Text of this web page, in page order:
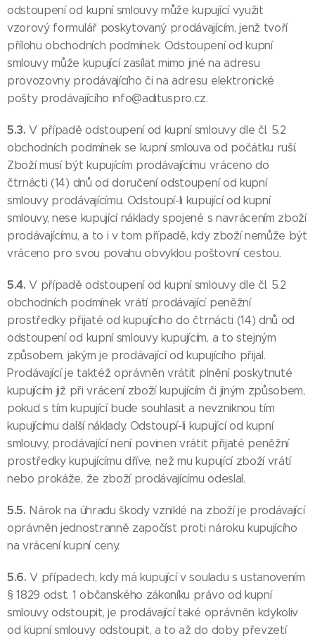
odstoupení od kupní smlouvy může kupující využit
vzorový formulář poskytovaný prodávajícím, jenž tvoří
přílohu obchodních podmínek. Odstoupení od kupní
smlouvy může kupující zasílat mimo jiné na adresu
provozovny prodávajícího či na adresu elektronické
pošty prodávajícího info@adituspro.cz.
5.3.V případě odstoupení od kupní smlouvy dle čl. 5.2
obchodních podmínek se kupní smlouva od počátku ruší.
Zboží musí být kupujícím prodávajícímu vráceno do
čtrnácti (14) dnů od doručení odstoupení od kupní
smlouvy prodávajícímu. Odstoupí-li kupující od kupní
smlouvy, nese kupující náklady spojené s navrácením zboží
prodávajícímu, a to i v tom případě, kdy zboží nemůže být
vráceno pro svou povahu obvyklou poštovní cestou.
5.4.V případě odstoupení od kupní smlouvy dle čl. 5.2
obchodních podmínek vrátí prodávající peněžní
prostředky přijaté od kupujícího do čtrnácti (14) dnů od
odstoupení od kupní smlouvy kupujícím, a to stejným
způsobem, jakým je prodávající od kupujícího přijal.
Prodávající je taktéž oprávněn vrátit plnění poskytnuté
kupujícím již při vrácení zboží kupujícím či jiným způsobem,
pokud s tím kupující bude souhlasit a nevzniknou tím
kupujícímu další náklady. Odstoupí-li kupující od kupní
smlouvy, prodávající není povinen vrátit přijaté peněžní
prostředky kupujícímu dříve, než mu kupující zboží vrátí
nebo prokáže, že zboží prodávajícímu odeslal.
5.5. Nárok na úhradu škody vzniklé na zboží je prodávající
oprávněn jednostranně započíst proti nároku kupujícího
na vrácení kupní ceny.
5.6.V případech, kdy má kupující v souladu s ustanovením
§ 1829 odst. 1 občanského zákoníku právo od kupní
smlouvy odstoupit, je prodávající také oprávněn kdykoliv
od kupní smlouvy odstoupit, a to až do doby převzetí